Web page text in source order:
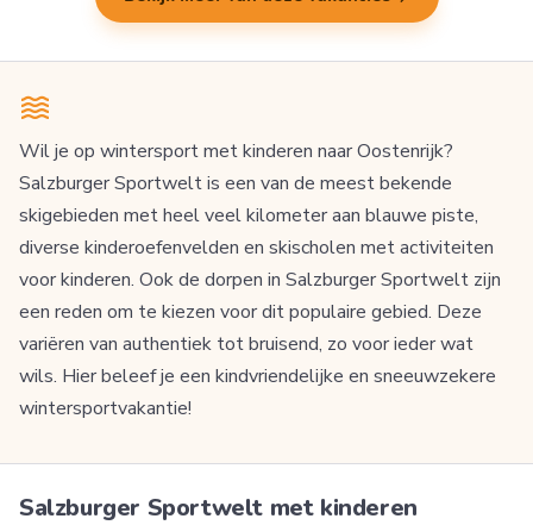
Wil je op wintersport met kinderen naar Oostenrijk?
Salzburger Sportwelt is een van de meest bekende
skigebieden met heel veel kilometer aan blauwe piste,
diverse kinderoefenvelden en skischolen met activiteiten
voor kinderen. Ook de dorpen in Salzburger Sportwelt zijn
een reden om te kiezen voor dit populaire gebied. Deze
variëren van authentiek tot bruisend, zo voor ieder wat
wils. Hier beleef je een kindvriendelijke en sneeuwzekere
wintersportvakantie!
Salzburger Sportwelt met kinderen